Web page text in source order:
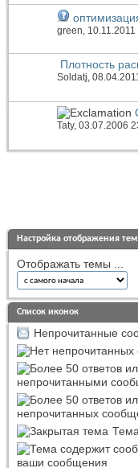
green,
Плотность
Soldatj ,
Taty, 03.07.2006
Настройка отображения тем
Отображать темы ...
Список иконок
Непрочитанные
непрочитанными
непрочитанных
ваши сообщения